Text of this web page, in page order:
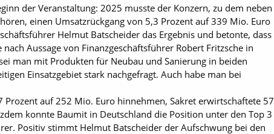
der Veranstaltung: 2025 musste der Konzern, zu dem neben
einen Umsatzrückgang von 5,3 Prozent auf 339 Mio. Euro
Helmut Batscheider das Ergebnis und betonte, dass
Aussage von Finanzgeschäftsführer Robert Fritzsche in
man mit Produkten für Neubau und Sanierung in beiden
Einsatzgebiet stark nachgefragt. Auch habe man bei
auf 252 Mio. Euro hinnehmen, Sakret erwirtschaftete 57
konnte Baumit in Deutschland die Position unter den Top 3
Positiv stimmt Helmut Batscheider der Aufschwung bei den